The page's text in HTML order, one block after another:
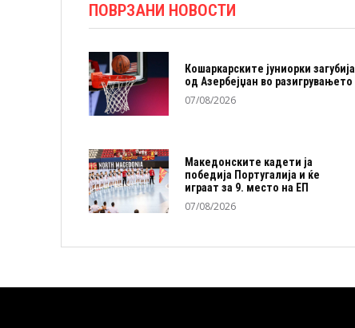
ПОВРЗАНИ НОВОСТИ
Кошаркарските јуниорки загубија
од Азербејџан во разигрувањето
07/08/2026
Македонските кадети ја
победија Португалија и ќе
играат за 9. место на ЕП
07/08/2026